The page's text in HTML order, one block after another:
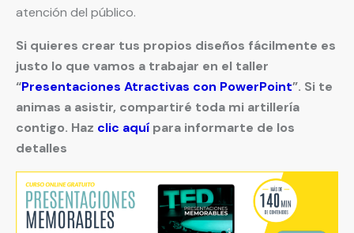
atención del público.
Si quieres crear tus propios diseños fácilmente es
justo lo que vamos a trabajar en el taller
“Presentaciones Atractivas con PowerPoint”. Si te
animas a asistir, compartiré toda mi artillería
contigo. Haz clic aquí para informarte de los
detalles